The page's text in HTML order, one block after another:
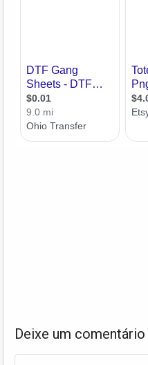
Deixe um comentário